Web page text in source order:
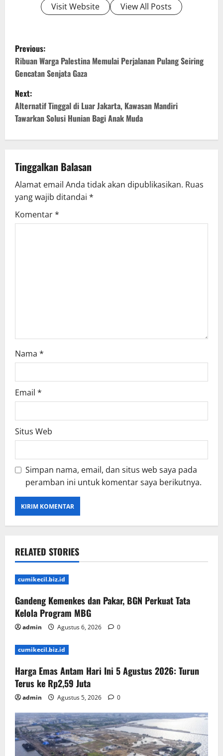
Visit Website View All Posts
P
o
s
t
n
v
i
g
Previous:
Ribuan Warga Palestina Memulai Perjalanan Pulang Seiring
Gencatan Senjata Gaza
Next:
Alternatif Tinggal di Luar Jakarta, Kawasan Mandiri
Tawarkan Solusi Hunian Bagi Anak Muda
Tinggalkan Balasan
Alamat email Anda tidak akan dipublikasikan. Ruas
yang wajib ditandai *
Komentar*
Nama *
Email *
Situs Web
Simpan nama, email, dan situs web saya pada
peramban ini untuk komentar saya berikutnya.
RELATED STORIES
cumikecil.biz.id
Gandeng Kemenkes dan Pakar, BGN Perkuat Tata
Kelola Program MBG
admin Agustus 6, 2026 0
cumikecil.biz.id
Harga Emas Antam Hari Ini 5 Agustus 2026: Turun
Terus ke Rp2,59 Juta
admin Agustus 5, 2026 0